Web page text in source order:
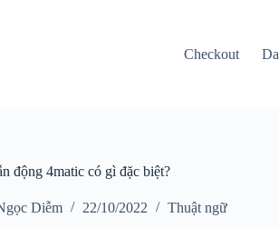
Checkout
động 4matic có gì đặc biệt?
Diễm 22/10/2022 Thuật ngữ